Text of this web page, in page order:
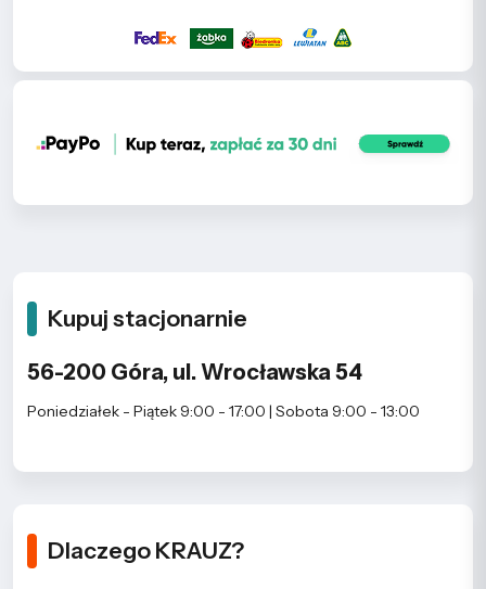
Kupuj stacjonarnie
56-200 Góra, ul. Wrocławska 54
Poniedziałek - Piątek 9:00 - 17:00 | Sobota 9:00 - 13:00
Dlaczego KRAUZ?